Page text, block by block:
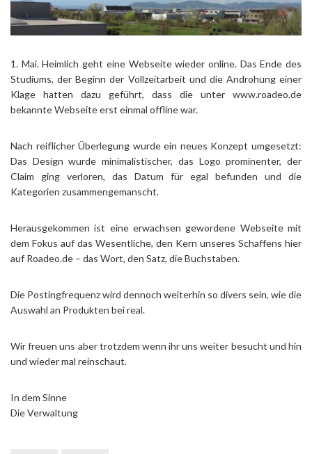
1. Mai. Heimlich geht eine Webseite wieder online. Das Ende des
Studiums, der Beginn der Vollzeitarbeit und die Androhung einer
Klage hatten dazu geführt, dass die unter www.roadeo.de
bekannte Webseite erst einmal offline war.
Nach reiflicher Überlegung wurde ein neues Konzept umgesetzt:
Das Design wurde minimalistischer, das Logo prominenter, der
Claim ging verloren, das Datum für egal befunden und die
Kategorien zusammengemanscht.
Herausgekommen ist eine erwachsen gewordene Webseite mit
dem Fokus auf das Wesentliche, den Kern unseres Schaffens hier
auf Roadeo.de – das Wort, den Satz, die Buchstaben.
Die Postingfrequenz wird dennoch weiterhin so divers sein, wie die
Auswahl an Produkten bei real.
Wir freuen uns aber trotzdem wenn ihr uns weiter besucht und hin
und wieder mal reinschaut.
In dem Sinne
Die Verwaltung